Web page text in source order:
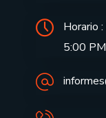
Horario
5:00 PM